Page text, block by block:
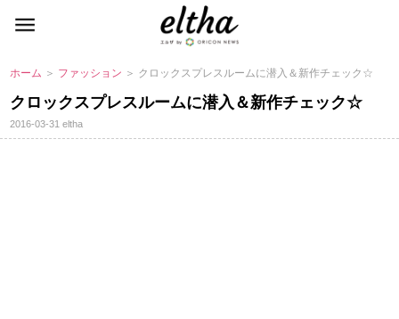
ホーム ＞ ファッション ＞ クロックスプレスルームに潜入＆新作チェック☆
クロックスプレスルームに潜入＆新作チェック☆
2016-03-31eltha